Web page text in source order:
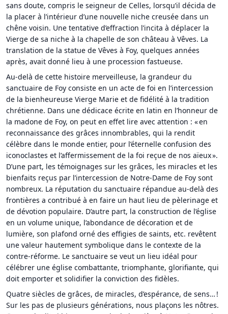
sans doute, compris le seigneur de Celles, lorsqu’il décida de
la placer à l’intérieur d’une nouvelle niche creusée dans un
chêne voisin. Une tentative d’effraction l’incita à déplacer la
Vierge de sa niche à la chapelle de son château à Vêves. La
translation de la statue de Vêves à Foy, quelques années
après, avait donné lieu à une procession fastueuse.
Au-delà de cette histoire merveilleuse, la grandeur du
sanctuaire de Foy consiste en un acte de foi en l’intercession
de la bienheureuse Vierge Marie et de fidélité à la tradition
chrétienne. Dans une dédicace écrite en latin en l’honneur de
la madone de Foy, on peut en effet lire avec attention : « en
reconnaissance des grâces innombrables, qui la rendit
célèbre dans le monde entier, pour l’éternelle confusion des
iconoclastes et l’affermissement de la foi reçue de nos aïeux ».
D’une part, les témoignages sur les grâces, les miracles et les
bienfaits reçus par l’intercession de Notre-Dame de Foy sont
nombreux. La réputation du sanctuaire répandue au-delà des
frontières a contribué à en faire un haut lieu de pèlerinage et
de dévotion populaire. D’autre part, la construction de l’église
en un volume unique, l’abondance de décoration et de
lumière, son plafond orné des effigies de saints, etc. revêtent
une valeur hautement symbolique dans le contexte de la
contre-réforme. Le sanctuaire se veut un lieu idéal pour
célébrer une église combattante, triomphante, glorifiante, qui
doit emporter et solidifier la conviction des fidèles.
Quatre siècles de grâces, de miracles, d’espérance, de sens… !
Sur les pas de plusieurs générations, nous plaçons les nôtres.